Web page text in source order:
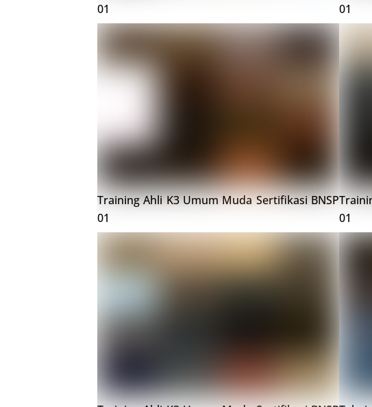
01
01
Training Ahli K3 Umum Muda Sertifikasi BNSP
01
01